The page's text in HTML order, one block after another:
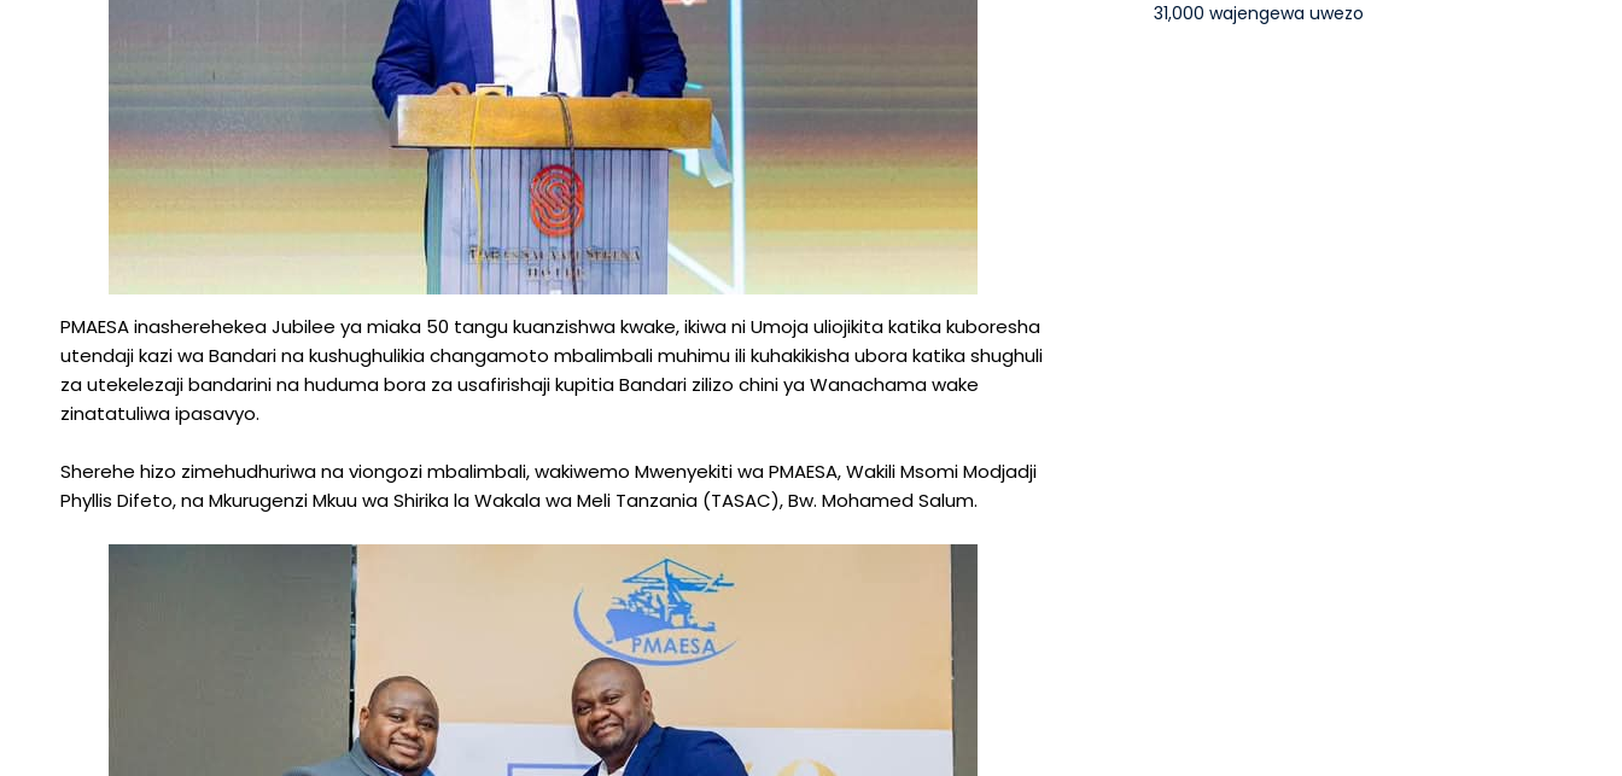
PMAESA inasherehekea Jubilee ya miaka 50 tangu kuanzishwa kwake, ikiwa ni Umoja uliojikita katika kuboresha
utendaji kazi wa Bandari na kushughulikia changamoto mbalimbali muhimu ili kuhakikisha ubora katika shughuli
za utekelezaji bandarini na huduma bora za usafirishaji kupitia Bandari zilizo chini ya Wanachama wake
zinatatuliwa ipasavyo.
Sherehe hizo zimehudhuriwa na viongozi mbalimbali, wakiwemo Mwenyekiti wa PMAESA, Wakili Msomi Modjadji
Phyllis Difeto, na Mkurugenzi Mkuu wa Shirika la Wakala wa Meli Tanzania (TASAC), Bw. Mohamed Salum.
31,000 wajengewa uwezo